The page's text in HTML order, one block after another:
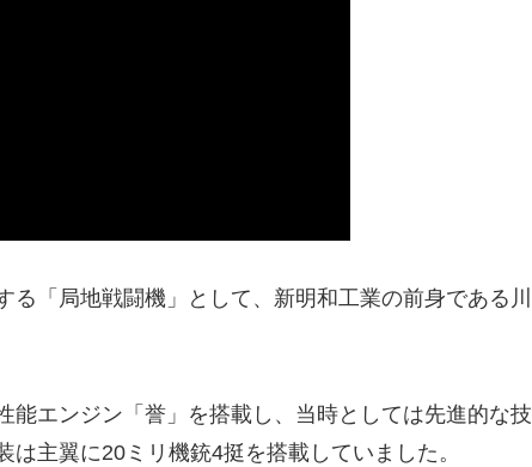
る「局地戦闘機」として、新明和工業の前身である川
能エンジン「誉」を搭載し、当時としては先進的な技
主翼に20ミリ機銃4挺を搭載していました。